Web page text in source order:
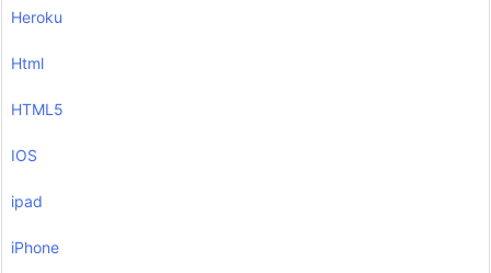
Heroku
Html
HTML5
IOS
ipad
iPhone